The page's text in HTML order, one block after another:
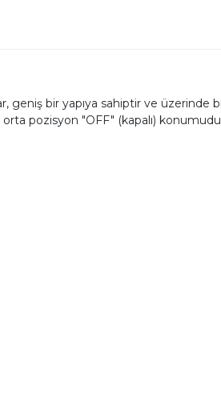
bir yapıya sahiptir ve üzerinde
pozisyon "OFF" (kapalı)